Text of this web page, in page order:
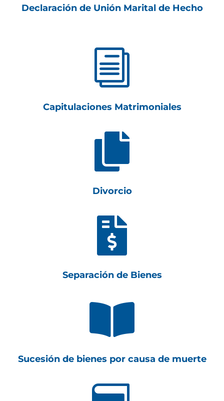
Declaración de Unión Marital de Hecho
i
Capitulaciones Matrimoniales

Divorcio

Separación de Bienes

Sucesión de bienes por causa de muerte